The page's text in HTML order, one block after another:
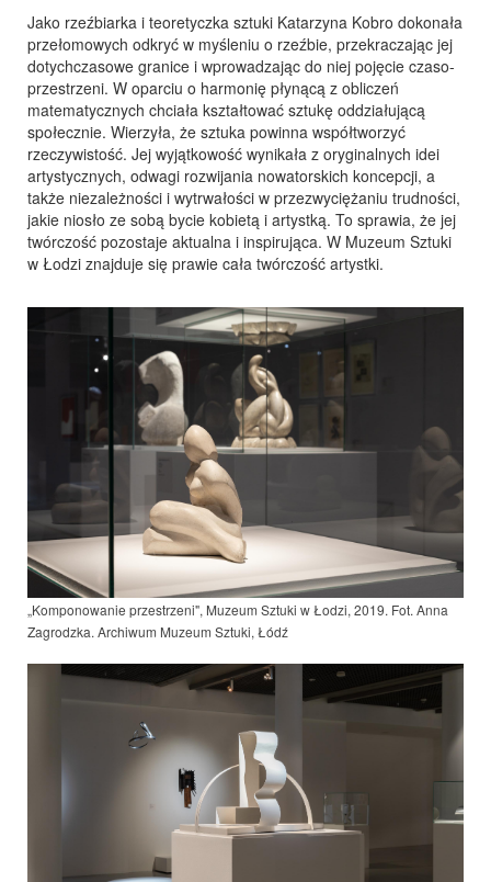
Jako rzeźbiarka i teoretyczka sztuki Katarzyna Kobro dokonała
przełomowych odkryć w myśleniu o rzeźbie, przekraczając jej
dotychczasowe granice i wprowadzając do niej pojęcie czaso-
przestrzeni. W oparciu o harmonię płynącą z obliczeń
matematycznych chciała kształtować sztukę oddziałującą
społecznie. Wierzyła, że sztuka powinna współtworzyć
rzeczywistość. Jej wyjątkowość wynikała z oryginalnych idei
artystycznych, odwagi rozwijania nowatorskich koncepcji, a
także niezależności i wytrwałości w przezwyciężaniu trudności,
jakie niosło ze sobą bycie kobietą i artystką. To sprawia, że jej
twórczość pozostaje aktualna i inspirująca. W Muzeum Sztuki
w Łodzi znajduje się prawie cała twórczość artystki.
„Komponowanie przestrzeni", Muzeum Sztuki w Łodzi, 2019. Fot. Anna
Zagrodzka. Archiwum Muzeum Sztuki, Łódź